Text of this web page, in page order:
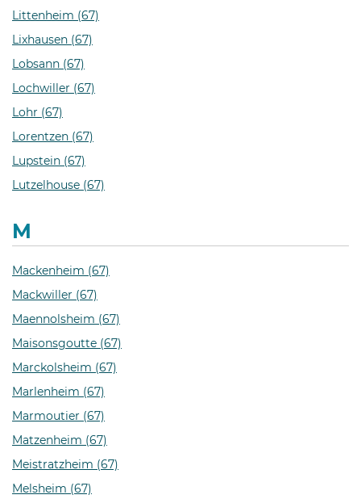
Littenheim (67)
Lixhausen (67)
Lobsann (67)
Lochwiller (67)
Lohr (67)
Lorentzen (67)
Lupstein (67)
Lutzelhouse (67)
M
Mackenheim (67)
Mackwiller (67)
Maennolsheim (67)
Maisonsgoutte (67)
Marckolsheim (67)
Marlenheim (67)
Marmoutier (67)
Matzenheim (67)
Meistratzheim (67)
Melsheim (67)